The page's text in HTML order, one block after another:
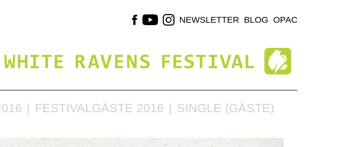
NEWSLETTER BLOG OPAC
FESTIVALGÄSTE 2016
SINGLE (GÄSTE)